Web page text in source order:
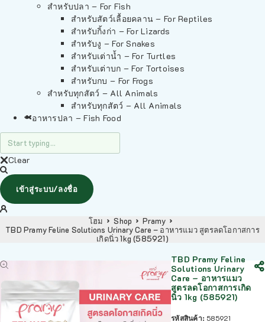
สำหรับปลา – For Fish
สำหรับสัตว์เลื้อยคลาน – For Reptiles
สำหรับกิ้งก่า – For Lizards
สำหรับงู – For Snakes
สำหรับเต่าน้ำ – For Turtles
สำหรับเต่าบก – For Tortoises
สำหรับกบ – For Frogs
สำหรับทุกสัตว์ – All Animals
สำหรับทุกสัตว์ – All Animals
อาหารปลา – Fish Food
Clear
เข้าสู่ระบบ/ลงชื่อ
โฮม Shop
Pramy
TBD Pramy Feline Solutions Urinary Care – อาหารแมว สูตรลดโอกาสการ
เกิดนิ่ว 1kg (585921)
TBD Pramy Feline
Solutions Urinary
Care – อาหารแมว
สูตรลดโอกาสการเกิด
นิ่ว 1kg (585921)
รหัสสินค้า: 585921